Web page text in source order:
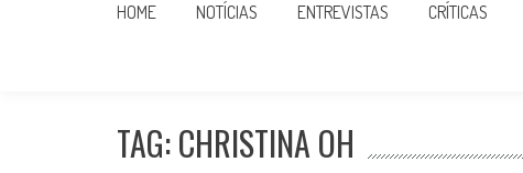
HOME NOTÍCIAS ENTREVISTAS CRÍTICAS
TAG: CHRISTINA OH